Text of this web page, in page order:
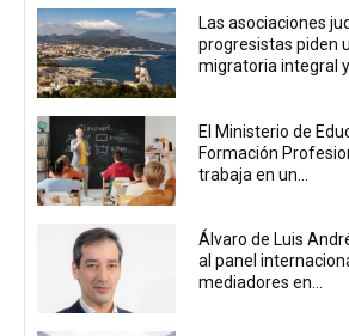
Las asociaciones
progresistas piden
migratoria integral
El Ministerio de
Formación
trabaja en un...
Álvaro de Luis
al panel
mediadores en...